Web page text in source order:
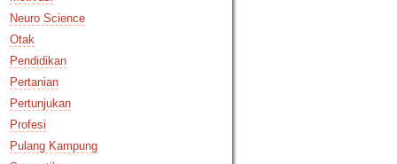
Neuro Science
Otak
Pendidikan
Pertanian
Pertunjukan
Profesi
Pulang Kampung